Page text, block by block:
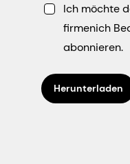
Ich möchte
firmenich
abonnieren.
Herunterladen